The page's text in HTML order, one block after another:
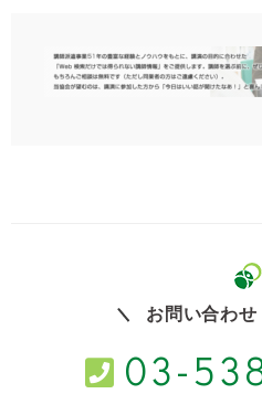
お問い合わせ
03-